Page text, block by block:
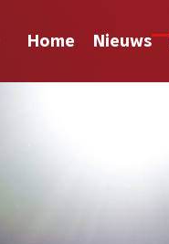
Home Nieuws